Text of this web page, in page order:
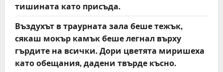
тишината като присъда.
Въздухът в траурната зала беше тежък,
сякаш мокър камък беше легнал върху
гърдите на всички. Дори цветята миришеха
като обещания, дадени твърде късно.